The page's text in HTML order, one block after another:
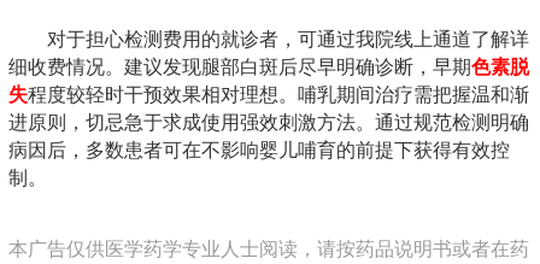
对于担心检测费用的就诊者，可通过我院线上通道了解详
细收费情况。建议发现腿部白斑后尽早明确诊断，早期色素脱
失程度较轻时干预效果相对理想。哺乳期间治疗需把握温和渐
进原则，切忌急于求成使用强效刺激方法。通过规范检测明确
病因后，多数患者可在不影响婴儿哺育的前提下获得有效控
制。
本广告仅供医学药学专业人士阅读，请按药品说明书或者在药